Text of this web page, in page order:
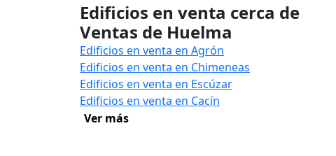
Edificios en venta cerca de
Ventas de Huelma
Edificios en venta en Agrón
Edificios en venta en Chimeneas
Edificios en venta en Escúzar
Edificios en venta en Cacín
Ver más